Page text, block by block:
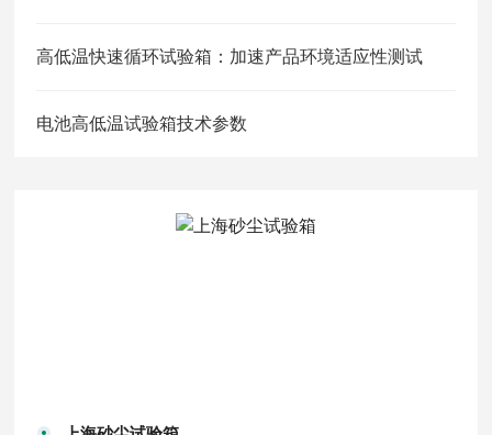
高低温快速循环试验箱：加速产品环境适应性测试
电池高低温试验箱技术参数